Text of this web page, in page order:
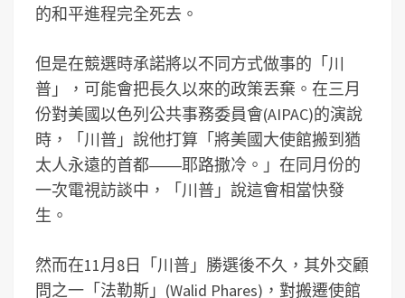
的和平進程完全死去。
但是在競選時承諾將以不同方式做事的「川
普」，可能會把長久以來的政策丟棄。在三月
份對美國以色列公共事務委員會(AIPAC)的演說
時，「川普」說他打算「將美國大使館搬到猶
太人永遠的首都――耶路撒冷。」在同月份的
一次電視訪談中，「川普」說這會相當快發
生。
然而在11月8日「川普」勝選後不久，其外交顧
問之一「法勒斯」(Walid Phares)，對搬遷使館